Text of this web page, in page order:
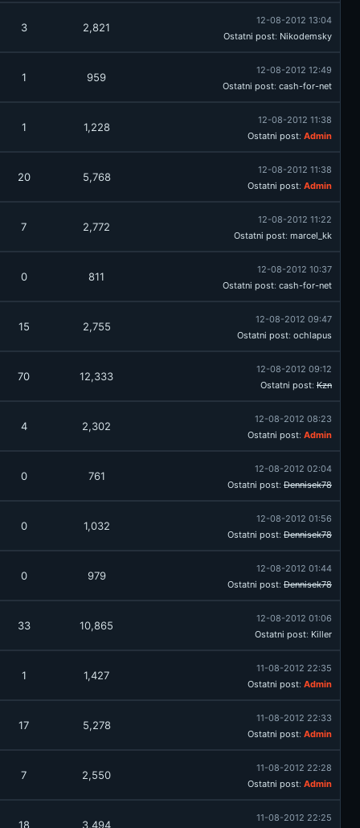
3 2,821
12-08-2012 13:04
Ostatni post: Nikodemsky
1 959
12-08-2012 12:49
Ostatni post: cash-for-net
1 1,228
12-08-2012 11:38
Ostatni post: Admin
20 5,768
12-08-2012 11:38
Ostatni post: Admin
7 2,772
12-08-2012 11:22
Ostatni post: marcel_kk
0 811
12-08-2012 10:37
Ostatni post: cash-for-net
15 2,755
12-08-2012 09:47
Ostatni post: ochlapus
70 12,333
12-08-2012 09:12
Ostatni post: Kzn
4 2,302
12-08-2012 08:23
Ostatni post: Admin
0 761
12-08-2012 02:04
Ostatni post: Dennisek78
0 1,032
12-08-2012 01:56
Ostatni post: Dennisek78
0 979
12-08-2012 01:44
Ostatni post: Dennisek78
33 10,865
12-08-2012 01:06
Ostatni post: Killer
1 1,427
11-08-2012 22:35
Ostatni post: Admin
17 5,278
11-08-2012 22:33
Ostatni post: Admin
7 2,550
11-08-2012 22:28
Ostatni post: Admin
18 3,494
11-08-2012 22:25